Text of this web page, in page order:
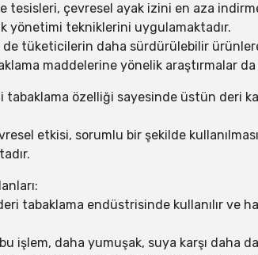
tesisleri, çevresel ayak izini en aza
yönetimi tekniklerini uygulamaktadır.
tüketicilerin daha sürdürülebilir
maddelerine yönelik araştırmalar
özelliği sayesinde üstün deri
etkisi, sorumlu bir şekilde
tabaklama endüstrisinde kullanılır ve
işlem, daha yumuşak, suya karşı daha